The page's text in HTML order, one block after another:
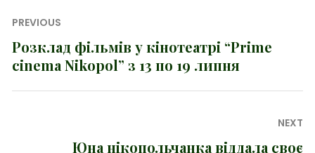
Навігація
записів
PREVIOUS
Previous
post:
Розклад фільмів у кінотеатрі “Prime
cinema Nikopol” з 13 по 19 липня
NEXT
Юна нікопольчанка віддала своє